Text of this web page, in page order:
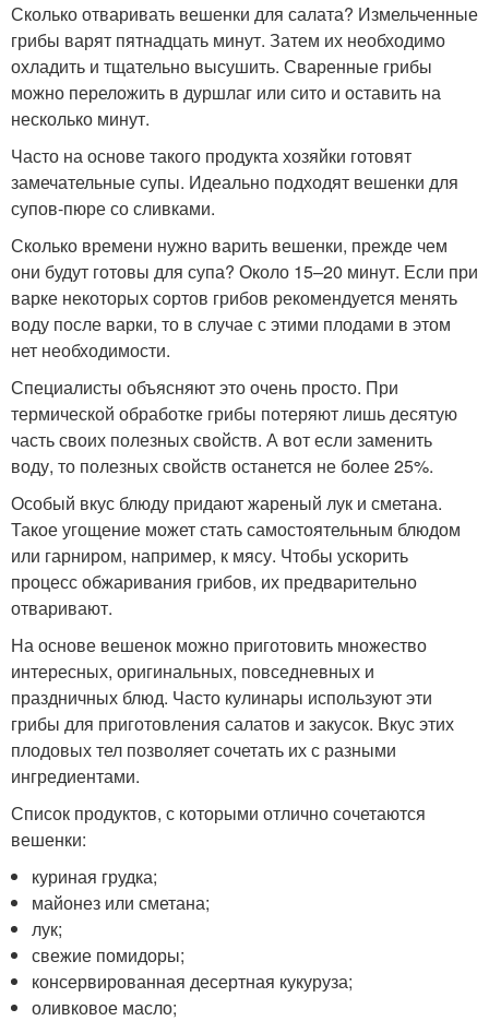
Сколько отваривать вешенки для салата? Измельченные
грибы варят пятнадцать минут. Затем их необходимо
охладить и тщательно высушить. Сваренные грибы
можно переложить в дуршлаг или сито и оставить на
несколько минут.
Часто на основе такого продукта хозяйки готовят
замечательные супы. Идеально подходят вешенки для
супов-пюре со сливками.
Сколько времени нужно варить вешенки, прежде чем
они будут готовы для супа? Около 15–20 минут. Если при
варке некоторых сортов грибов рекомендуется менять
воду после варки, то в случае с этими плодами в этом
нет необходимости.
Специалисты объясняют это очень просто. При
термической обработке грибы потеряют лишь десятую
часть своих полезных свойств. А вот если заменить
воду, то полезных свойств останется не более 25%.
Особый вкус блюду придают жареный лук и сметана.
Такое угощение может стать самостоятельным блюдом
или гарниром, например, к мясу. Чтобы ускорить
процесс обжаривания грибов, их предварительно
отваривают.
На основе вешенок можно приготовить множество
интересных, оригинальных, повседневных и
праздничных блюд. Часто кулинары используют эти
грибы для приготовления салатов и закусок. Вкус этих
плодовых тел позволяет сочетать их с разными
ингредиентами.
Список продуктов, с которыми отлично сочетаются
вешенки:
куриная грудка;
майонез или сметана;
лук;
свежие помидоры;
консервированная десертная кукуруза;
оливковое масло;